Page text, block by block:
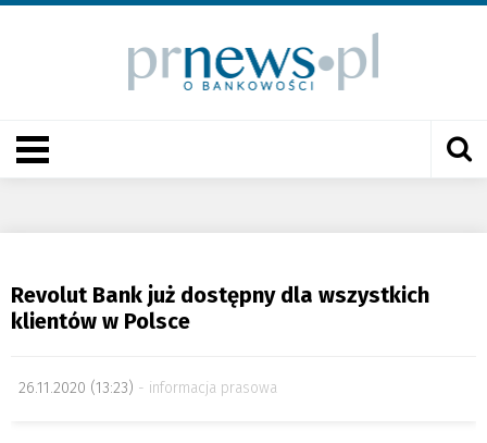
Revolut Bank już dostępny dla wszystkich
klientów w Polsce
26.11.2020 (13:23) informacja prasowa